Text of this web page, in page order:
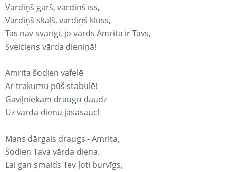
Vārdiņš garš, vārdiņš īss,
Vārdiņš skaļš, vārdiņš kluss,
Tas nav svarīgi, jo vārds Amrita ir Tavs,
Sveiciens vārda dieniņā!
Amrita šodien vafelē
Ar trakumu pūš stabulē!
Gaviļniekam draugu daudz
Uz vārda dienu jāsasauc!
Mans dārgais draugs - Amrita,
Šodien Tava vārda diena.
Lai gan smaids Tev ļoti burvīgs,